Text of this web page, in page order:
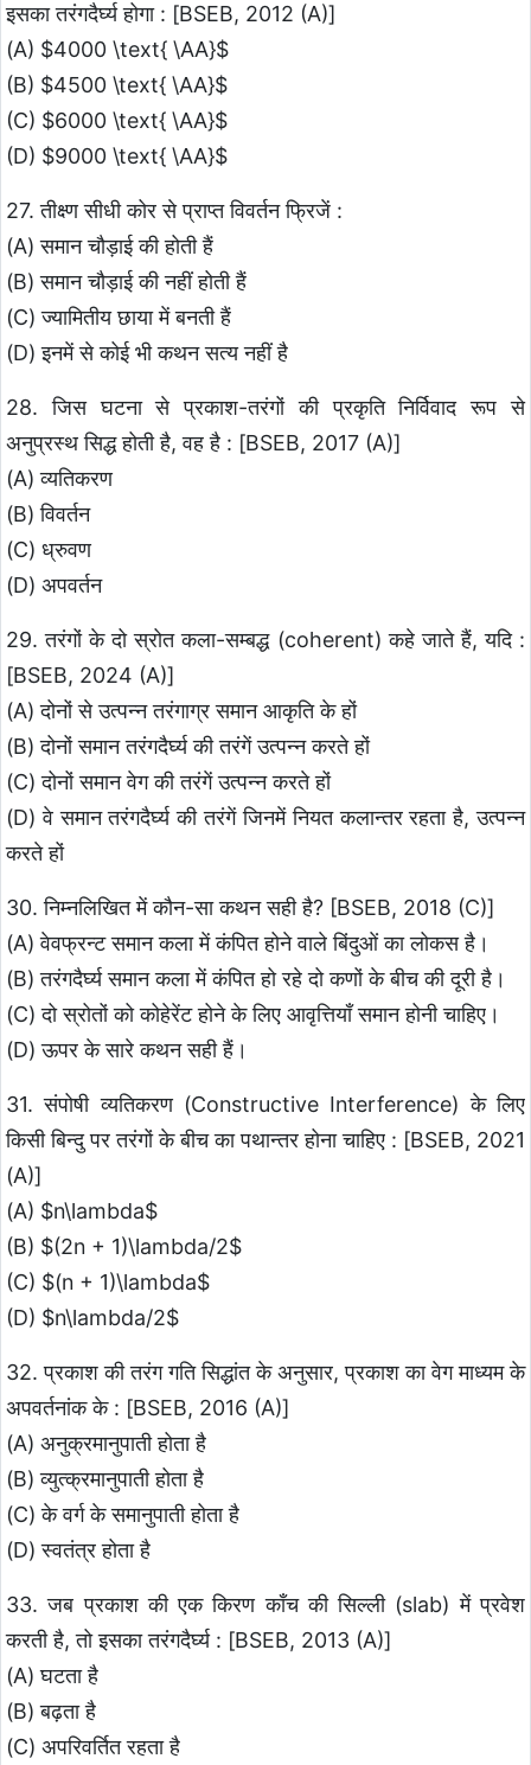
इसका तरंगदैर्घ्य होगा : [BSEB, 2012 (A)]
(A) $4000 \text{ \AA}$
(B) $4500 \text{ \AA}$
(C) $6000 \text{ \AA}$
(D) $9000 \text{ \AA}$
27. तीक्ष्ण सीधी कोर से प्राप्त विवर्तन फ्रिजें :
(A) समान चौड़ाई की होती हैं
(B) समान चौड़ाई की नहीं होती हैं
(C) ज्यामितीय छाया में बनती हैं
(D) इनमें से कोई भी कथन सत्य नहीं है
28. जिस घटना से प्रकाश-तरंगों की प्रकृति निर्विवाद रूप से
अनुप्रस्थ सिद्ध होती है, वह है : [BSEB, 2017 (A)]
(A) व्यतिकरण
(B) विवर्तन
(C) ध्रुवण
(D) अपवर्तन
29. तरंगों के दो स्रोत कला-सम्बद्ध (coherent) कहे जाते हैं, यदि :
[BSEB, 2024 (A)]
(A) दोनों से उत्पन्न तरंगाग्र समान आकृति के हों
(B) दोनों समान तरंगदैर्घ्य की तरंगें उत्पन्न करते हों
(C) दोनों समान वेग की तरंगें उत्पन्न करते हों
(D) वे समान तरंगदैर्घ्य की तरंगें जिनमें नियत कलान्तर रहता है, उत्पन्न
करते हों
30. निम्नलिखित में कौन-सा कथन सही है? [BSEB, 2018 (C)]
(A) वेवफ्रन्ट समान कला में कंपित होने वाले बिंदुओं का लोकस है।
(B) तरंगदैर्घ्य समान कला में कंपित हो रहे दो कणों के बीच की दूरी है।
(C) दो स्रोतों को कोहेरेंट होने के लिए आवृत्तियाँ समान होनी चाहिए।
(D) ऊपर के सारे कथन सही हैं।
31. संपोषी व्यतिकरण (Constructive Interference) के लिए
किसी बिन्दु पर तरंगों के बीच का पथान्तर होना चाहिए : [BSEB, 2021
(A)]
(A) $n\lambda$
(B) $(2n + 1)\lambda/2$
(C) $(n + 1)\lambda$
(D) $n\lambda/2$
32. प्रकाश की तरंग गति सिद्धांत के अनुसार, प्रकाश का वेग माध्यम के
अपवर्तनांक के : [BSEB, 2016 (A)]
(A) अनुक्रमानुपाती होता है
(B) व्युत्क्रमानुपाती होता है
(C) के वर्ग के समानुपाती होता है
(D) स्वतंत्र होता है
33. जब प्रकाश की एक किरण काँच की सिल्ली (slab) में प्रवेश
करती है, तो इसका तरंगदैर्घ्य : [BSEB, 2013 (A)]
(A) घटता है
(B) बढ़ता है
(C) अपरिवर्तित रहता है